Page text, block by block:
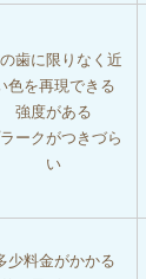
歯に限りなく近
色を再現できる
強度がある
ークがつきづら
い
少料金がかかる